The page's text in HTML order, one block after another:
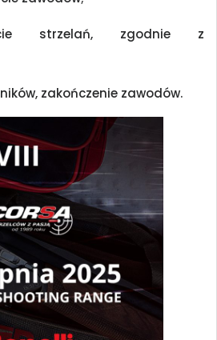
strzelań, zgodnie z
zakończenie zawodów.